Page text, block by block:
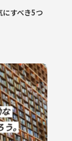
すべき5つ